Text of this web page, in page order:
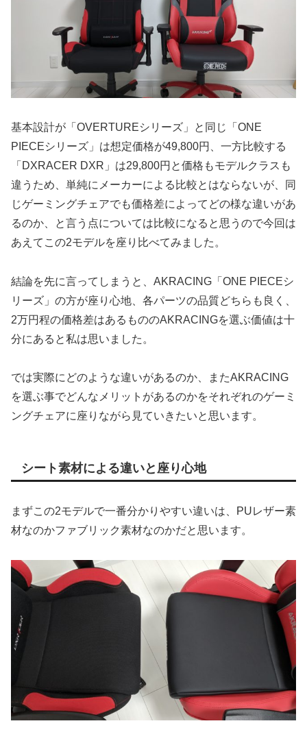
基本設計が「OVERTUREシリーズ」と同じ「ONE
PIECEシリーズ」は想定価格が49,800円、一方比較する
「DXRACER DXR」は29,800円と価格もモデルクラスも
違うため、単純にメーカーによる比較とはならないが、同
じゲーミングチェアでも価格差によってどの様な違いがあ
るのか、と言う点については比較になると思うので今回は
あえてこの2モデルを座り比べてみました。
結論を先に言ってしまうと、AKRACING「ONE PIECEシ
リーズ」の方が座り心地、各パーツの品質どちらも良く、
2万円程の価格差はあるもののAKRACINGを選ぶ価値は十
分にあると私は思いました。
では実際にどのような違いがあるのか、またAKRACING
を選ぶ事でどんなメリットがあるのかをそれぞれのゲーミ
ングチェアに座りながら見ていきたいと思います。
シート素材による違いと座り心地
まずこの2モデルで一番分かりやすい違いは、PUレザー素
材なのかファブリック素材なのかだと思います。